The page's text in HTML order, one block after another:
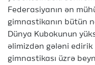
Federasiyanın ən
gimnastikanın bütün
Dünya Kubokunun
əlimizdən gələni
gimnastikası üzrə